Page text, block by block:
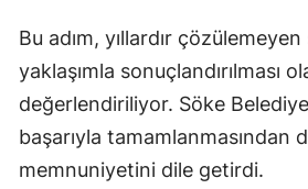
Bu adım, yıllardır
yaklaşımla sonuçlandırılması
değerlendiriliyor. Söke
başarıyla tamamlanmasından
memnuniyetini dile getirdi.